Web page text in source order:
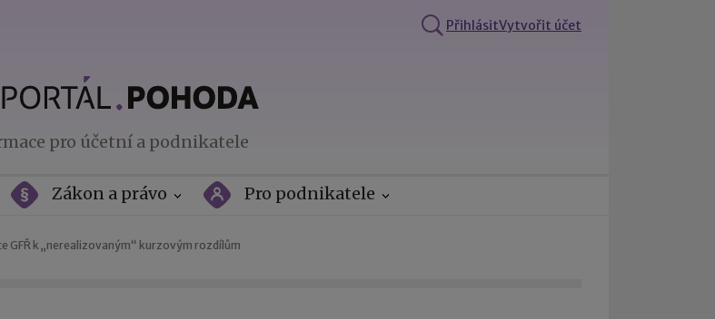
PřihlásitVytvořit účet
pro účetní a podnikatele
Zákon a právo Pro podnikatele
GFŘ k „nerealizovaným“ kurzovým rozdílům